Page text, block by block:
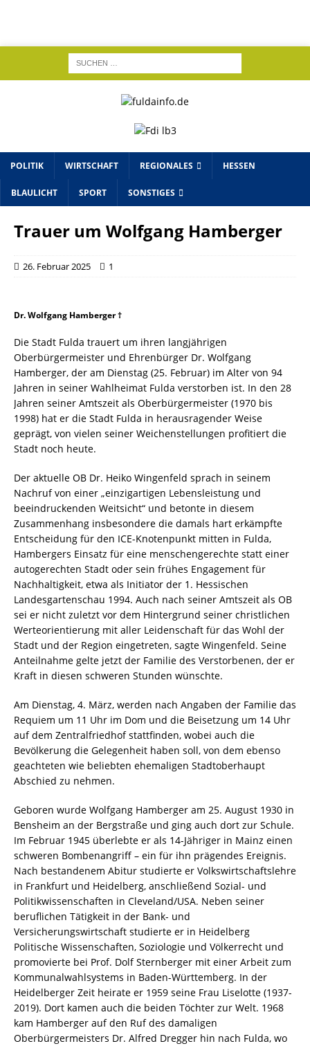
POLITIK WIRTSCHAFT REGIONALES HESSEN
BLAULICHT SPORT SONSTIGES
Trauer um Wolfgang Hamberger
26. Februar 2025 1
Dr. Wolfgang Hamberger †
Die Stadt Fulda trauert um ihren langjährigen
Oberbürgermeister und Ehrenbürger Dr. Wolfgang
Hamberger, der am Dienstag (25. Februar) im Alter von 94
Jahren in seiner Wahlheimat Fulda verstorben ist. In den 28
Jahren seiner Amtszeit als Oberbürgermeister (1970 bis
1998) hat er die Stadt Fulda in herausragender Weise
geprägt, von vielen seiner Weichenstellungen profitiert die
Stadt noch heute.
Der aktuelle OB Dr. Heiko Wingenfeld sprach in seinem
Nachruf von einer „einzigartigen Lebensleistung und
beeindruckenden Weitsicht“ und betonte in diesem
Zusammenhang insbesondere die damals hart erkämpfte
Entscheidung für den ICE-Knotenpunkt mitten in Fulda,
Hambergers Einsatz für eine menschengerechte statt einer
autogerechten Stadt oder sein frühes Engagement für
Nachhaltigkeit, etwa als Initiator der 1. Hessischen
Landesgartenschau 1994. Auch nach seiner Amtszeit als OB
sei er nicht zuletzt vor dem Hintergrund seiner christlichen
Werteorientierung mit aller Leidenschaft für das Wohl der
Stadt und der Region eingetreten, sagte Wingenfeld. Seine
Anteilnahme gelte jetzt der Familie des Verstorbenen, der er
Kraft in diesen schweren Stunden wünschte.
Am Dienstag, 4. März, werden nach Angaben der Familie das
Requiem um 11 Uhr im Dom und die Beisetzung um 14 Uhr
auf dem Zentralfriedhof stattfinden, wobei auch die
Bevölkerung die Gelegenheit haben soll, von dem ebenso
geachteten wie beliebten ehemaligen Stadtoberhaupt
Abschied zu nehmen.
Geboren wurde Wolfgang Hamberger am 25. August 1930 in
Bensheim an der Bergstraße und ging auch dort zur Schule.
Im Februar 1945 überlebte er als 14-Jähriger in Mainz einen
schweren Bombenangriff – ein für ihn prägendes Ereignis.
Nach bestandenem Abitur studierte er Volkswirtschaftslehre
in Frankfurt und Heidelberg, anschließend Sozial- und
Politikwissenschaften in Cleveland/USA. Neben seiner
beruflichen Tätigkeit in der Bank- und
Versicherungswirtschaft studierte er in Heidelberg
Politische Wissenschaften, Soziologie und Völkerrecht und
promovierte bei Prof. Dolf Sternberger mit einer Arbeit zum
Kommunalwahlsystems in Baden-Württemberg. In der
Heidelberger Zeit heirate er 1959 seine Frau Liselotte (1937-
2019). Dort kamen auch die beiden Töchter zur Welt. 1968
kam Hamberger auf den Ruf des damaligen
Oberbürgermeisters Dr. Alfred Dregger hin nach Fulda, wo